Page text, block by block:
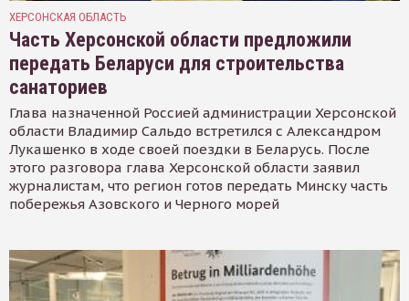
ХЕРСОНСКАЯ ОБЛАСТЬ
Часть Херсонской области предложили
передать Беларуси для строительства
санаториев
Глава назначенной Россией администрации Херсонской
области Владимир Сальдо встретился с Александром
Лукашенко в ходе своей поездки в Беларусь. После
этого разговора глава Херсонской области заявил
журналистам, что регион готов передать Минску часть
побережья Азовского и Черного морей